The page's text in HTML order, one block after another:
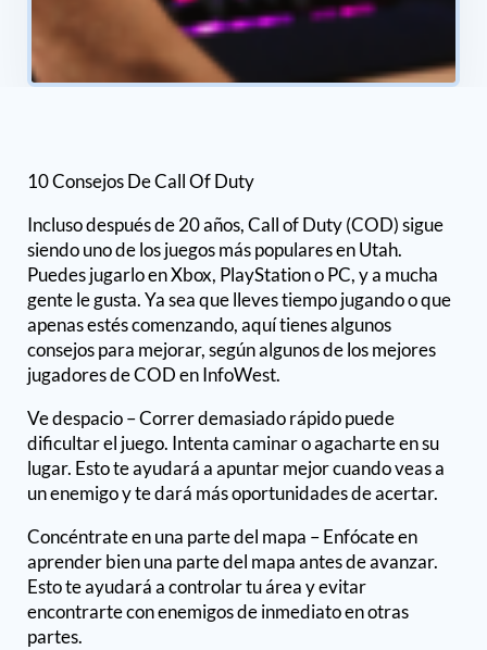
10 Consejos De Call Of Duty
Incluso después de 20 años, Call of Duty (COD) sigue
siendo uno de los juegos más populares en Utah.
Puedes jugarlo en Xbox, PlayStation o PC, y a mucha
gente le gusta. Ya sea que lleves tiempo jugando o que
apenas estés comenzando, aquí tienes algunos
consejos para mejorar, según algunos de los mejores
jugadores de COD en InfoWest.
Ve despacio – Correr demasiado rápido puede
dificultar el juego. Intenta caminar o agacharte en su
lugar. Esto te ayudará a apuntar mejor cuando veas a
un enemigo y te dará más oportunidades de acertar.
Concéntrate en una parte del mapa – Enfócate en
aprender bien una parte del mapa antes de avanzar.
Esto te ayudará a controlar tu área y evitar
encontrarte con enemigos de inmediato en otras
partes.